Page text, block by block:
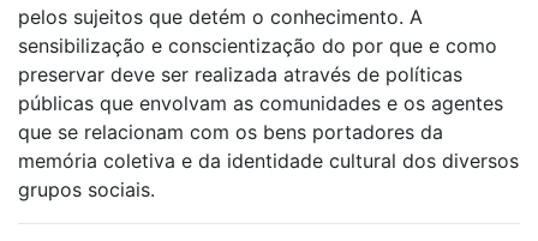
pelos sujeitos que detém o conhecimento. A
sensibilização e conscientização do por que e como
preservar deve ser realizada através de políticas
públicas que envolvam as comunidades e os agentes
que se relacionam com os bens portadores da
memória coletiva e da identidade cultural dos diversos
grupos sociais.